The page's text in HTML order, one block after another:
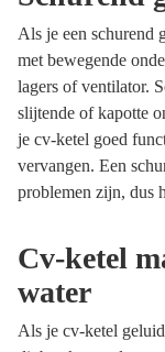
Als je een schurend
met bewegende
lagers of ventilator.
slijtende of kapotte
je cv-ketel goed
vervangen. Een
problemen zijn, dus
Cv-ketel
water
Als je cv-ketel